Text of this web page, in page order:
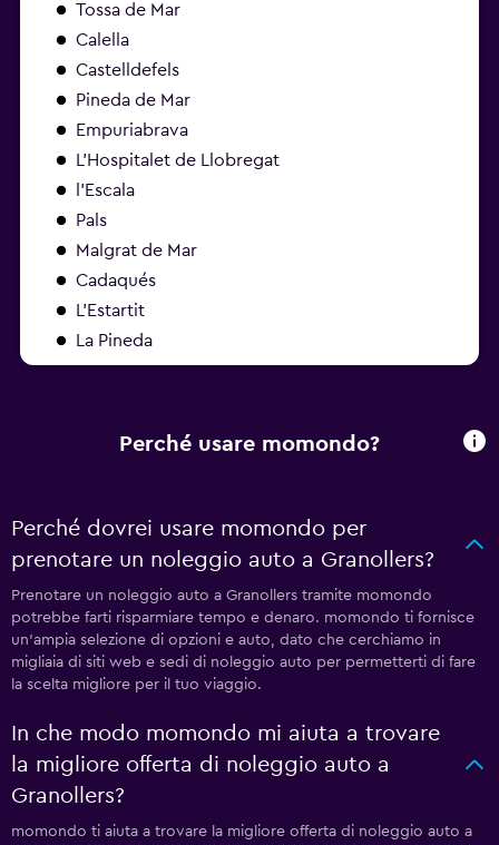
Tossa de Mar
Calella
Castelldefels
Pineda de Mar
Empuriabrava
L'Hospitalet de Llobregat
l'Escala
Pals
Malgrat de Mar
Cadaqués
L'Estartit
La Pineda
Perché usare momondo?
Perché dovrei usare momondo per
prenotare un noleggio auto a Granollers?
Prenotare un noleggio auto a Granollers tramite momondo
potrebbe farti risparmiare tempo e denaro. momondo ti fornisce
un'ampia selezione di opzioni e auto, dato che cerchiamo in
migliaia di siti web e sedi di noleggio auto per permetterti di fare
la scelta migliore per il tuo viaggio.
In che modo momondo mi aiuta a trovare
la migliore offerta di noleggio auto a
Granollers?
momondo ti aiuta a trovare la migliore offerta di noleggio auto a